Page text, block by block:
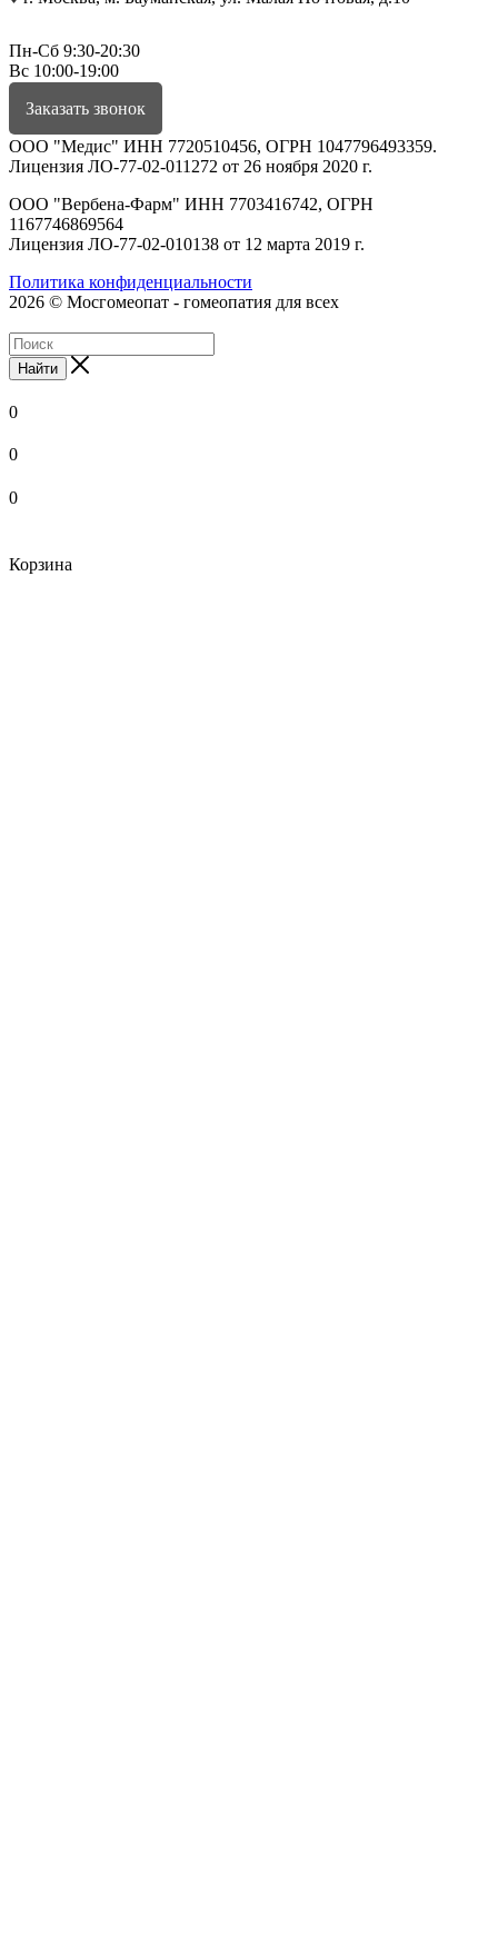
Пн-Сб 9:30-20:30
Вс 10:00-19:00
Заказать звонок
ООО "Медис" ИНН 7720510456, ОГРН 1047796493359.
Лицензия ЛО-77-02-011272 от 26 ноября 2020 г.
ООО "Вербена-Фарм" ИНН 7703416742, ОГРН
1167746869564
Лицензия ЛО-77-02-010138 от 12 марта 2019 г.
Политика конфиденциальности
2026 © Мосгомеопат - гомеопатия для всех
Найти
0
0
0
Корзина